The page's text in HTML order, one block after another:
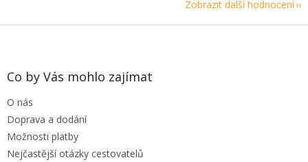
Zobrazit další hodnocení
Z
Co by Vás mohlo zajímat
O nás
Doprava a dodání
Možnosti platby
Nejčastější otázky cestovatelů